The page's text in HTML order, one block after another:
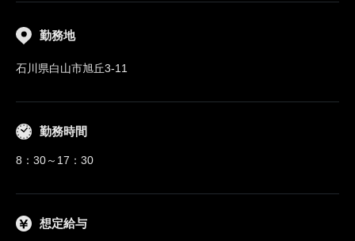
勤務地
石川県白山市旭丘3-11
勤務時間
8：30～17：30
想定給与